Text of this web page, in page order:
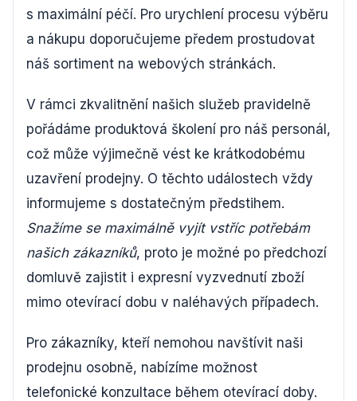
s maximální péčí. Pro urychlení procesu výběru
a nákupu doporučujeme předem prostudovat
náš sortiment na webových stránkách.
V rámci zkvalitnění našich služeb pravidelně
pořádáme produktová školení pro náš personál,
což může výjimečně vést ke krátkodobému
uzavření prodejny. O těchto událostech vždy
informujeme s dostatečným předstihem.
Snažíme se maximálně vyjít vstříc potřebám
našich zákazníků, proto je možné po předchozí
domluvě zajistit i expresní vyzvednutí zboží
mimo otevírací dobu v naléhavých případech.
Pro zákazníky, kteří nemohou navštívit naši
prodejnu osobně, nabízíme možnost
telefonické konzultace během otevírací doby.